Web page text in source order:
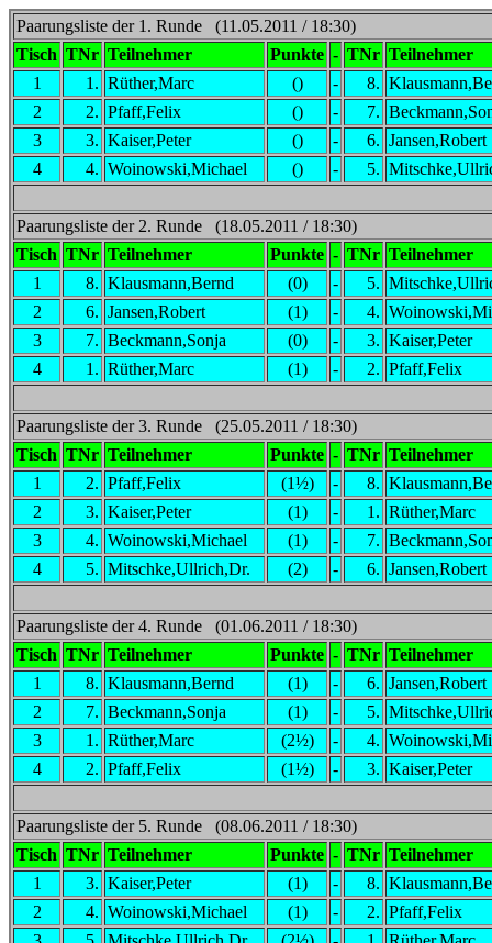
Paarungsliste der 1. Runde (11.05.2011 / 18:30)
Tisch TNr Teilnehmer Punkte - TNr Teilnehmer
1
1. Rüther,Marc () - 8.
2
2. Pfaff,Felix () - 7.
3
3. Kaiser,Peter () - 6. Jansen,Robert
4
4. Woinowski,Michael () - 5.
Paarungsliste der 2. Runde (18.05.2011 / 18:30)
Tisch TNr Teilnehmer Punkte - TNr Teilnehmer
1
8. Klausmann,Bernd (0) - 5.
2
6. Jansen,Robert (1) - 4.
3
7. Beckmann,Sonja (0) - 3. Kaiser,Peter
4
1. Rüther,Marc (1) - 2. Pfaff,Felix
Paarungsliste der 3. Runde (25.05.2011 / 18:30)
Tisch TNr Teilnehmer Punkte - TNr Teilnehmer
1
2. Pfaff,Felix (1½) - 8.
2
3. Kaiser,Peter (1) - 1. Rüther,Marc
3
4. Woinowski,Michael (1) - 7.
4
5. Mitschke,Ullrich,Dr. (2) - 6. Jansen,Robert
Paarungsliste der 4. Runde (01.06.2011 / 18:30)
Tisch TNr Teilnehmer Punkte - TNr Teilnehmer
1
8. Klausmann,Bernd (1) - 6. Jansen,Robert
2
7. Beckmann,Sonja (1) - 5.
3
1. Rüther,Marc (2½) - 4.
4
2. Pfaff,Felix (1½) - 3. Kaiser,Peter
Paarungsliste der 5. Runde (08.06.2011 / 18:30)
Tisch TNr Teilnehmer Punkte - TNr Teilnehmer
1
3. Kaiser,Peter (1) - 8.
2
4. Woinowski,Michael (1) - 2. Pfaff,Felix